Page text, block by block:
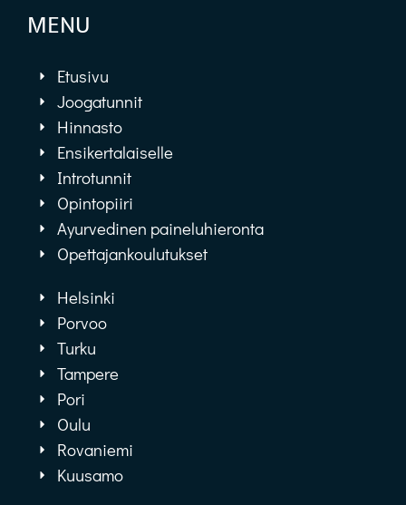
MENU
Etusivu
Joogatunnit
Hinnasto
Ensikertalaiselle
Introtunnit
Opintopiiri
Ayurvedinen paineluhieronta
Opettajankoulutukset
Helsinki
Porvoo
Turku
Tampere
Pori
Oulu
Rovaniemi
Kuusamo